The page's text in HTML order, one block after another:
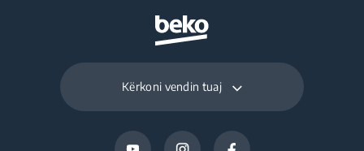
Kërkoni vendin tuaj